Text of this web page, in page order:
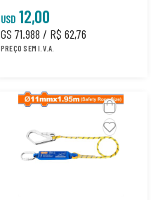
USD 12,00
GS 71.988 / R$ 62,76
PREÇO SEM I.V.A.